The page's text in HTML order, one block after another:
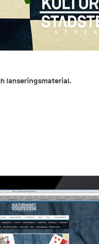
lanseringsmaterial.